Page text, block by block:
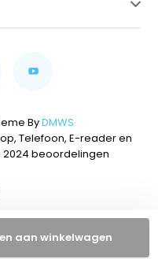
aan winkelwagen
ByDMWS
Telefoon, E-reader en
2024 beoordelingen